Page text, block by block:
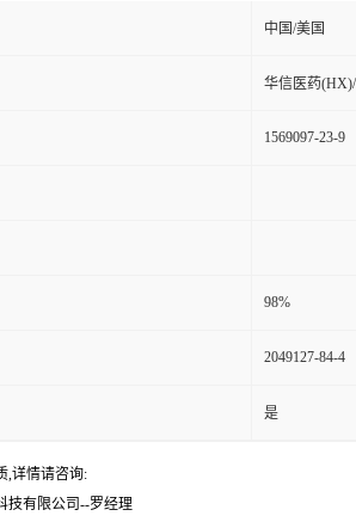
中国/美国
华信医药
1569097-23-9
98%
2049127-84-4
是
,详情请咨询:
技有限公司--罗经理